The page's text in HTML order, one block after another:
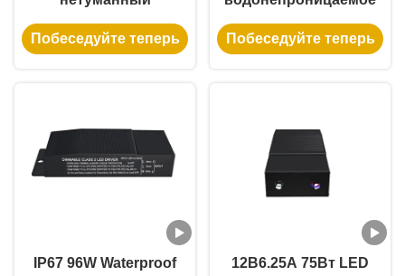
светодиодный
драйвер с
CE
Побеседуйте теперь
светодиодное
питание мощностью
наружных
светодиодных полос
Побеседуйте теперь
IP67 96W Waterproof
12В6.25A 75Вт LED